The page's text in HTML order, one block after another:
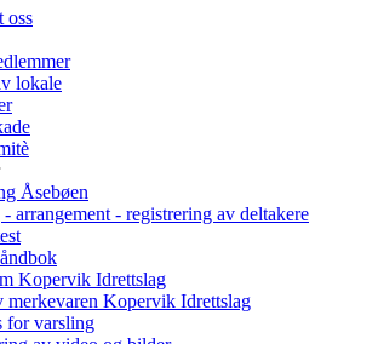
oss
lokale
Åsebøen
arrangement - registrering av deltakere
Kopervik Idrettslag
merkevaren Kopervik Idrettslag
for varsling